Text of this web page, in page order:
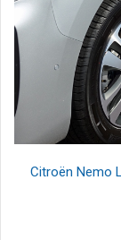
Citroën Nemo